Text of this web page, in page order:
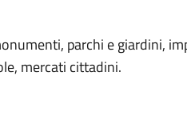
parchi e giardini,
mercati cittadini.